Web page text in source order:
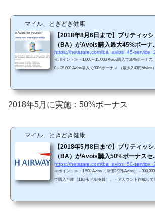
マイル、ときどき健康
【2018年8月6日まで】ブリティッ
（BA）がAvois購入最大45%ボーナ
https://hetatare.com/ba_avios_45-
≪ポイント≫・1,000～15,000 Avios購入で20%ボーナス
0～35,000 Avios購入で30%ボーナス （最大2.43円/Avios
て購入すれば、すぐに利用可能（ただし、最大5営業日
sの使い道は、JAL国内線特典航空券/近距離国際線特典
2018年5月に実施：50%ボーナス
マイル、ときどき健康
【2018年5月8日まで】ブリティッ
（BA）がAvois購入50%ボーナスセ
https://hetatare.com/ba_avios_50-
≪ポイント≫・1,500 Avios（単価3.9円/Avios）～
で購入可能（110円/ドル換算）。・アカウント作成して
よりも早く夏休み（7月14日以降）の特典航空券を予約